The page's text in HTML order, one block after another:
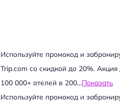
Используйте промокод и
Trip.com со скидкой до 20%. Акция
100 000+ отелей в 200...Показать
Используйте промокод и